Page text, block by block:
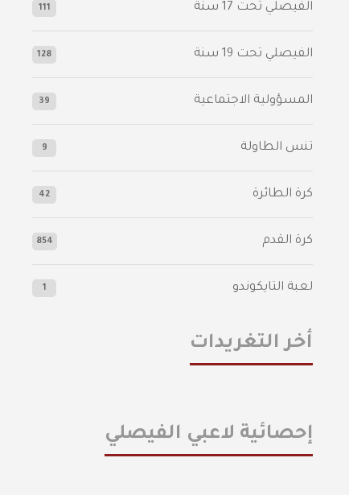
‫الفيصلي‬⁩ تحت 17 سنة 111
الفيصلي‬⁩ تحت 19 سنة 128
المسؤولية الاجتماعية 39
تنس الطاولة 9
كرة الطائرة 42
كرة القدم 854
لعبة التايكوندو 1
أخر التغريدات
إحصائية لاعبي الفيصلي